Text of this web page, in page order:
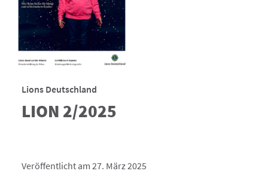
Lions Deutschland
LION 2/2025
Veröffentlicht am 27. März 2025